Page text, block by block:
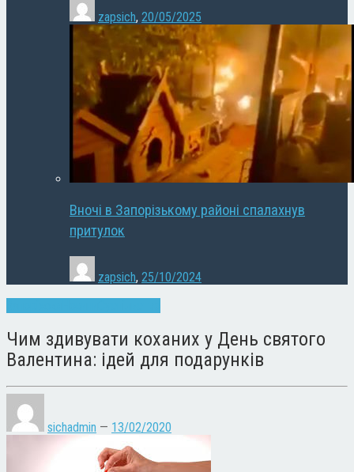
zapsich, 20/05/2025
Вночі в Запорізькому районі спалахнув
притулок
zapsich, 25/10/2024
Чим здивувати коханих у День святого
Валентина: ідей для подарунків
sichadmin — 13/02/2020